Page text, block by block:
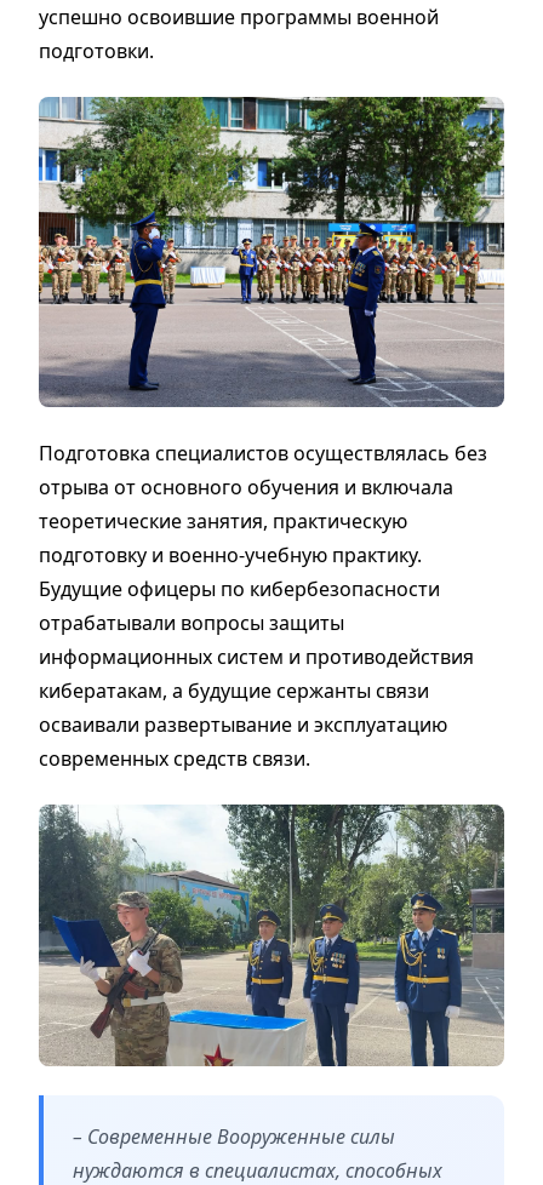
успешно освоившие программы военной
подготовки.
Подготовка специалистов осуществлялась без
отрыва от основного обучения и включала
теоретические занятия, практическую
подготовку и военно-учебную практику.
Будущие офицеры по кибербезопасности
отрабатывали вопросы защиты
информационных систем и противодействия
кибератакам, а будущие сержанты связи
осваивали развертывание и эксплуатацию
современных средств связи.
– Современные Вооруженные силы
нуждаются в специалистах, способных